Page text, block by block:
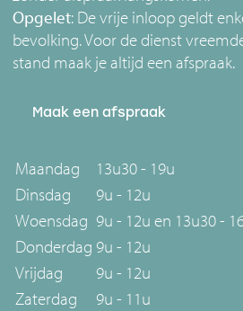
Opgelet: De vrije inloop geldt
bevolking. Voor de dienst
stand maak je altijd een afspraak.
Maak een afspraak
Maandag
13u30 - 19u
Dinsdag
9u - 12u
Woensdag 9u - 12u en 13u30 -
Donderdag 9u - 12u
Vrijdag
9u - 12u
Zaterdag
9u - 11u